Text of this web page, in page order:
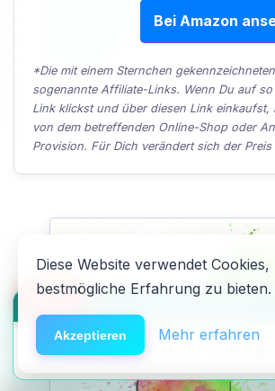
Bei Amazon
*Die mit einem Sternchen
sogenannte Affiliate-Links. Wenn Du auf
Link klickst und über diesen Link einkaufst,
von dem betreffenden Online-Shop oder
Provision. Für Dich verändert sich der Preis
🆘Hilfe
Diese Website verwendet
bestmögliche Erfahrung zu bieten.
Akzeptieren Mehr erfahren